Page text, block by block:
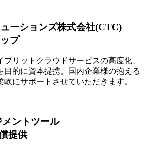
ーションズ株式会社(CTC)
プ
ブリットクラウドサービスの高度化、
目的に資本提携。国内企業様の抱える
にサポートさせていただきます。
ントツール
提供